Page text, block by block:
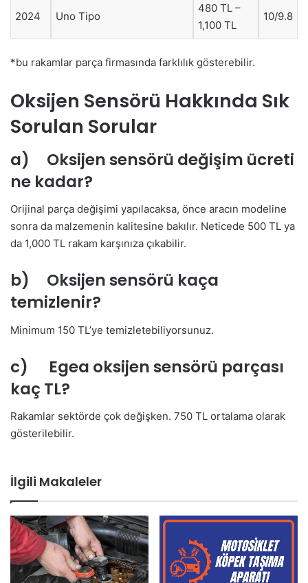
2024 Uno Tipo
480 TL –
1,100 TL
10/9.8
*bu rakamlar parça firmasında farklılık gösterebilir.
Oksijen Sensörü Hakkında Sık
Sorulan Sorular
a) Oksijen sensörü değişim ücreti
ne kadar?
Orijinal parça değişimi yapılacaksa, önce aracın modeline
sonra da malzemenin kalitesine bakılır. Neticede 500 TL ya
da 1,000 TL rakam karşınıza çıkabilir.
b) Oksijen sensörü kaça
temizlenir?
Minimum 150 TL’ye temizletebiliyorsunuz.
c) Egea oksijen sensörü parçası
kaç TL?
Rakamlar sektörde çok değişken. 750 TL ortalama olarak
gösterilebilir.
İlgili Makaleler